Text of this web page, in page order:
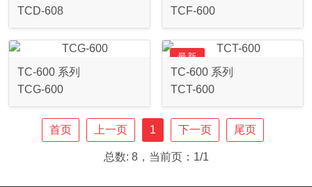
TCD-608
TCF-600
TC-600 系列
TCG-600
最新
TC-600 系列
TCT-600
首页 上一页 1 下一页 尾页
总数: 8，当前页：1/1